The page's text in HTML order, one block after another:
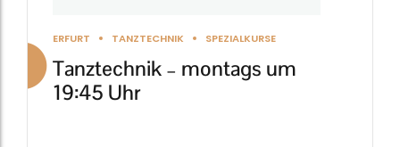
ERFURT TANZTECHNIK SPEZIALKURSE
Tanztechnik – montags um
19:45 Uhr